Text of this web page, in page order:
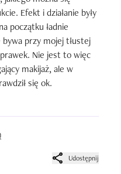
Efekt i działanie były
początku ładnie
przy mojej tłustej
Nie jest to więc
makijaż, ale w
się ok.
o opakowanie, to szata
ale sama konstrukcja
zabezpieczenie do
Udostępnij